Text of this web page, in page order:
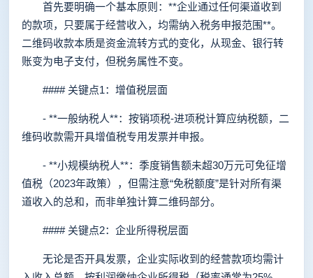
首先要明确一个基本原则：**企业通过任何渠道收到
的款项，只要属于经营收入，均需纳入税务申报范围**。
二维码收款本质是资金流转方式的变化，从现金、银行转
账变为电子支付，但税务属性不变。
#### 关键点1：增值税层面
- **一般纳税人**：按销项税-进项税计算应纳税额，二
维码收款需开具增值税专用发票并申报。
- **小规模纳税人**：季度销售额未超30万元可免征增
值税（2023年政策），但需注意“免税额度”是针对所有渠
道收入的总和，而非单独计算二维码部分。
#### 关键点2：企业所得税层面
无论是否开具发票，企业实际收到的经营款项均需计